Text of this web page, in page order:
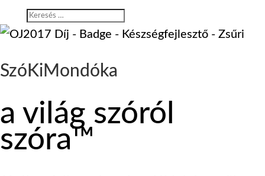
SzóKiMondóka
a világ szóról
szóra™